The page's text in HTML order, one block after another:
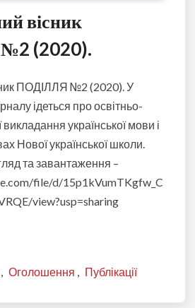
вісник
(2020).
ПОДІЛЛЯ №2 (2020). У
ідеться про освітньо-
викладання української мови і
Нової української школи.
та завантаження –
file/d/15p1kVumTKgfw_C
view?usp=sharing
, Оголошення , Публікації